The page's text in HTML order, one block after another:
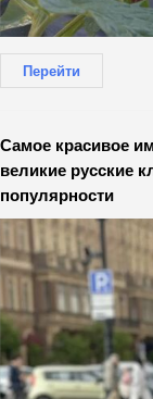
Перейти
Самое красивое
великие русские
популярности